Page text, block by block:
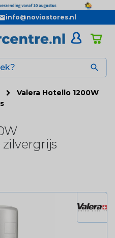
info@noviostores.nl

Valera Hotello 1200W